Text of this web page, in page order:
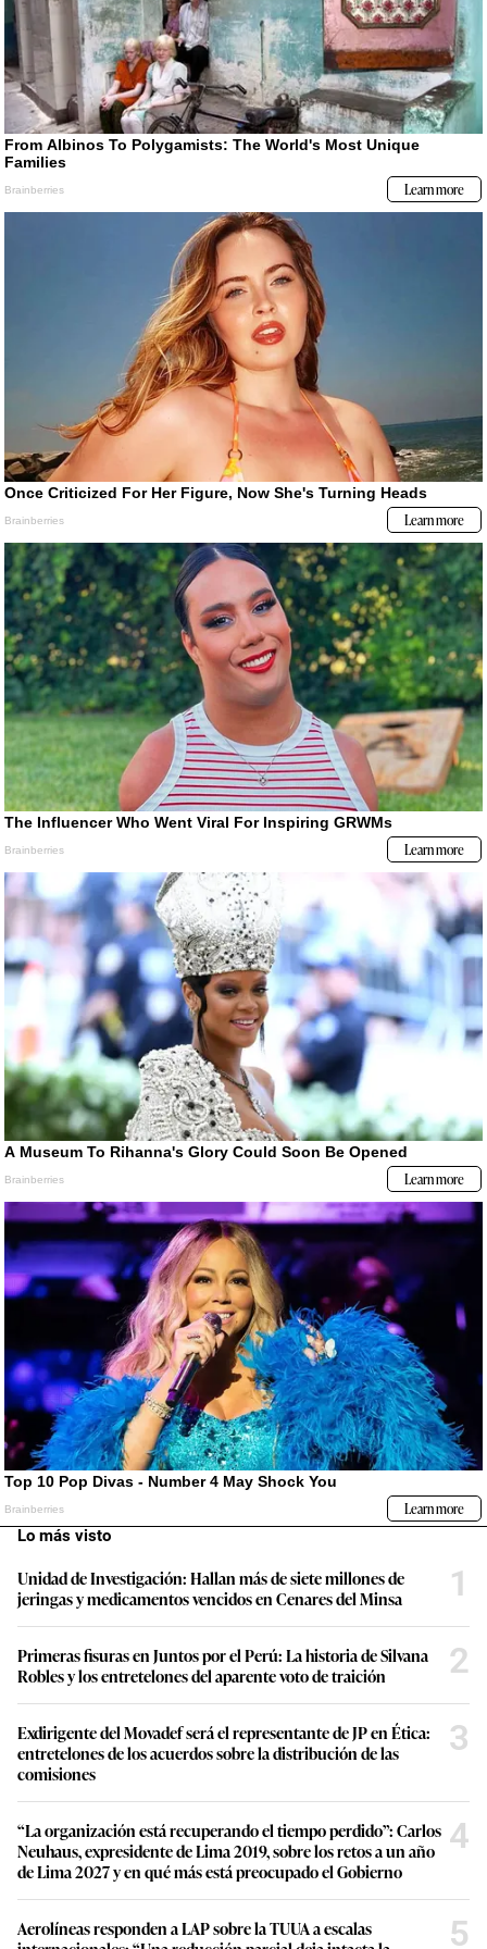
Lo más visto
Unidad de Investigación: Hallan más de siete millones de
jeringas y medicamentos vencidos en Cenares del Minsa
1
Primeras fisuras en Juntos por el Perú: La historia de Silvana
Robles y los entretelones del aparente voto de traición
2
Exdirigente del Movadef será el representante de JP en Ética:
entretelones de los acuerdos sobre la distribución de las
comisiones
3
“La organización está recuperando el tiempo perdido”: Carlos
Neuhaus, expresidente de Lima 2019, sobre los retos a un año
de Lima 2027 y en qué más está preocupado el Gobierno
4
Aerolíneas responden a LAP sobre la TUUA a escalas
5